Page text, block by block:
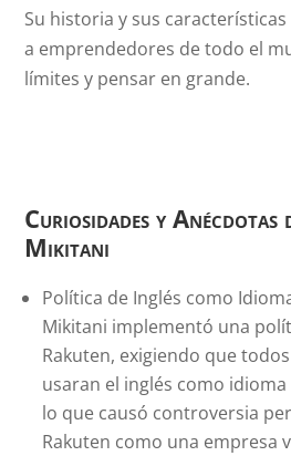
Su historia y sus
a emprendedores de todo el
límites y pensar en grande.
Curiosidades y Anécdotas
Mikitani
Política de Inglés como
Mikitani implementó una
Rakuten, exigiendo que
usaran el inglés como
lo que causó controversia
Rakuten como una empresa